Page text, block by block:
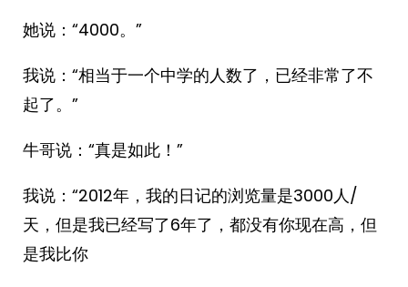
她说：“4000。”
我说：“相当于一个中学的人数了，已经非常了不
起了。”
牛哥说：“真是如此！”
我说：“2012年，我的日记的浏览量是3000人/
天，但是我已经写了6年了，都没有你现在高，但
是我比你